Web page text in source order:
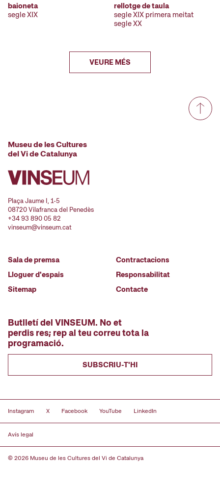
baioneta
segle XIX
rellotge de taula
segle XIX primera meitat
segle XX
VEURE MÉS
Museu de les Cultures
del Vi de Catalunya
Plaça Jaume I, 1-5
08720 Vilafranca del Penedès
+34 93 890 05 82
vinseum@vinseum.cat
Sala de premsa
Lloguer d'espais
Sitemap
Contractacions
Responsabilitat
Contacte
Butlletí del VINSEUM. No et
perdis res; rep al teu correu tota la
programació.
SUBSCRIU-T'HI
Instagram X Facebook YouTube LinkedIn
Avís legal
© 2026 Museu de les Cultures del Vi de Catalunya